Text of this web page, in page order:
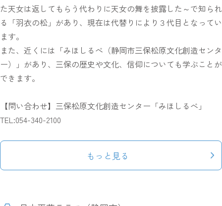
た天女は返してもらう代わりに天女の舞を披露した～で知られ
る「羽衣の松」があり、現在は代替りにより３代目となってい
ます。
また、近くには「みほしるべ（静岡市三保松原文化創造センタ
ー）」があり、三保の歴史や文化、信仰についても学ぶことが
できます。
【問い合わせ】三保松原文化創造センター「みほしるべ」
TEL:054-340-2100
もっと見る